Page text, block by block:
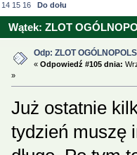
14 15 16 Do dołu
Wątek: ZLOT
Odp: ZLOT
« Odpowiedź #105 dnia:
»
Już ostatnie
tydzień muszę